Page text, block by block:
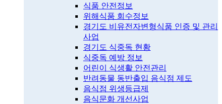
식품 안전정보
위해식품 회수정보
경기도 비유전자변형식품 인증 및 관리
사업
경기도 식중독 현황
식중독 예방 정보
어린이 식생활 안전관리
반려동물 동반출입 음식점 제도
음식점 위생등급제
음식문화 개선사업